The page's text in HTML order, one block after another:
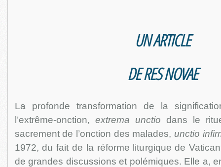
UN ARTICLE
DE RES NOVAE
La profonde transformation de la
l’extrême-onction, extrema unctio dans le
sacrement de l’onction des malades, unctio
1972, du fait de la réforme liturgique de
de grandes discussions et polémiques. Elle a,